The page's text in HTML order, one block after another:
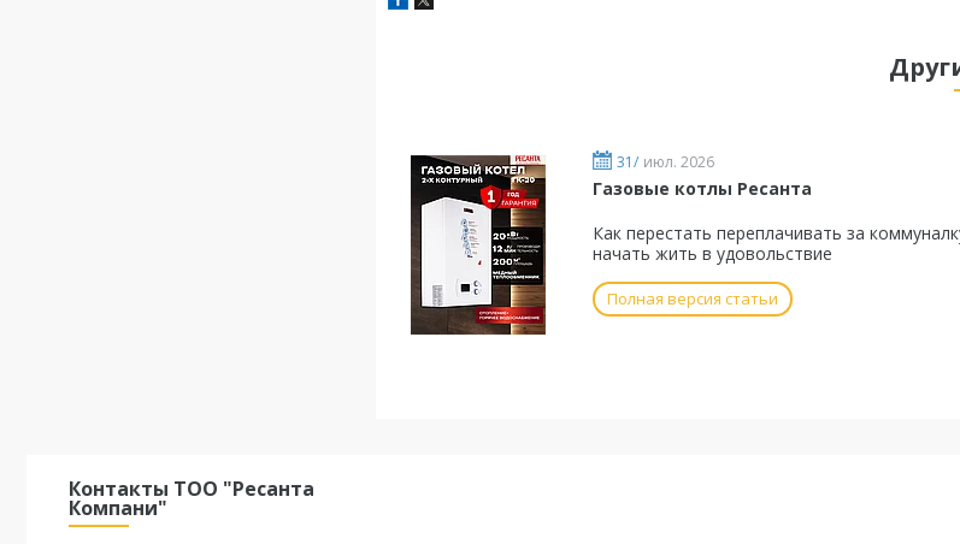
31/ июл. 2026
Газовые котлы Ресанта
Как перестать переплачивать за
начать жить в удовольствие
Полная версия статьи
Контакты ТОО "Ресанта
Компани"